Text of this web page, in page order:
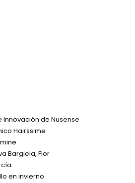
de Nusense
Hairssime
Bargiela, Flor
en invierno